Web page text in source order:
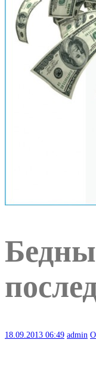
18.09.2013 06:49 admin